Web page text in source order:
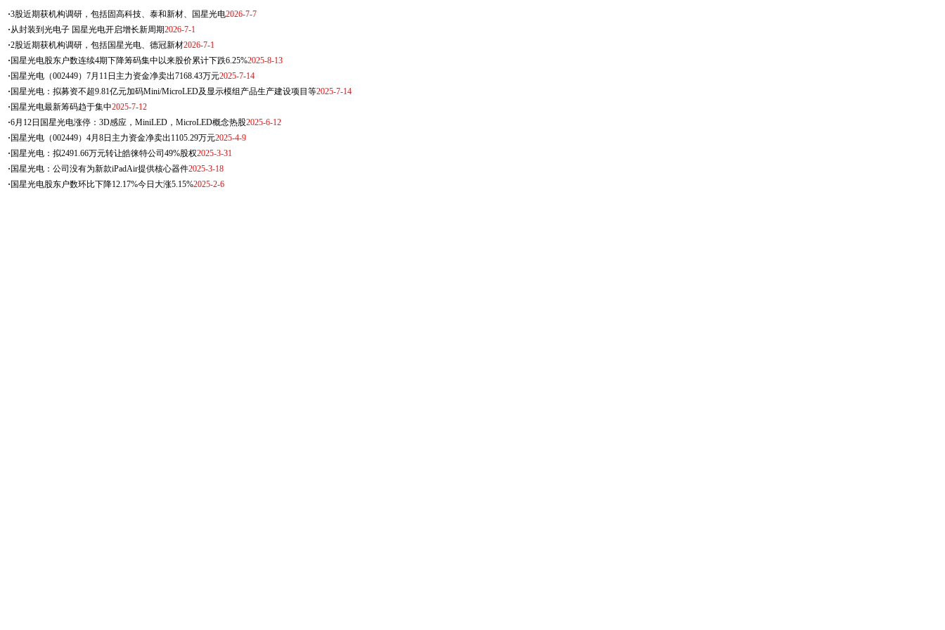
·3股近期获机构调研，包括固高科技、泰和新材、国星光电2026-7-7
·从封装到光电子 国星光电开启增长新周期2026-7-1
·2股近期获机构调研，包括国星光电、德冠新材2026-7-1
· 国星光电股东户数连续4期下降筹码集中以来股价累计下跌6.25%2025-8-13
· 国星光电（002449）7月11日主力资金净卖出7168.43万元2025-7-14
· 国星光电：拟募资不超9.81亿元加码Mini/MicroLED及显示模组产品生产建设项目等2025-7-14
· 国星光电最新筹码趋于集中2025-7-12
·6月12日国星光电涨停：3D感应，MiniLED，MicroLED概念热股2025-6-12
· 国星光电（002449）4月8日主力资金净卖出1105.29万元2025-4-9
· 国星光电：拟2491.66万元转让皓徕特公司49%股权2025-3-31
· 国星光电：公司没有为新款iPadAir提供核心器件2025-3-18
· 国星光电股东户数环比下降12.17%今日大涨5.15%2025-2-6